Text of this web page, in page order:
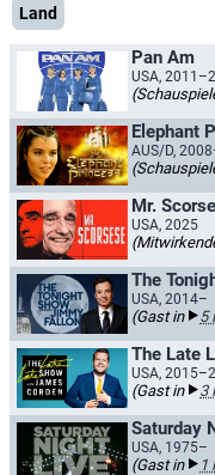
Land
Pan Am
USA,
AUS/D,
Mr.
USA, 2025
The
USA, 2014–
(Gast in 5
The Late
USA,
(Gast in 3
Saturday
USA, 1975–
(Gast in 1